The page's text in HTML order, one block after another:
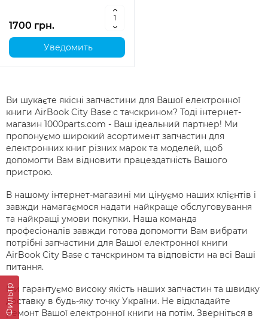
Фильтр
1700 грн.
Уведомить
Ви шукаєте якісні запчастини для Вашої електронної
книги AirBook City Base с тачскрином? Тоді інтернет-
магазин 1000parts.com - Ваш ідеальний партнер! Ми
пропонуємо широкий асортимент запчастин для
електронних книг різних марок та моделей, щоб
допомогти Вам відновити працездатність Вашого
пристрою.
В нашому інтернет-магазині ми цінуємо наших клієнтів і
завжди намагаємося надати найкраще обслуговування
та найкращі умови покупки. Наша команда
професіоналів завжди готова допомогти Вам вибрати
потрібні запчастини для Вашої електронної книги
AirBook City Base с тачскрином та відповісти на всі Ваші
питання.
Ми гарантуємо високу якість наших запчастин та швидку
доставку в будь-яку точку України. Не відкладайте
ремонт Вашої електронної книги на потім. Зверніться в